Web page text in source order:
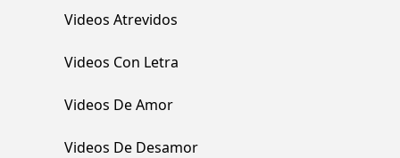
Videos Atrevidos
Videos Con Letra
Videos De Amor
Videos De Desamor